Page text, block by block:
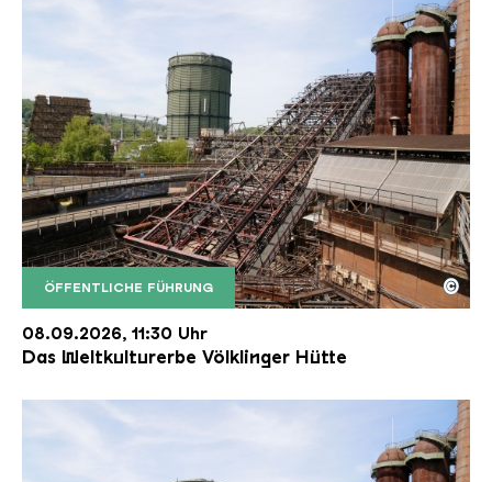
ÖFFENTLICHE FÜHRUNG
Der Erzschrägaufzug der Völklinger Hütte mit
Copyright: Weltkulturerbe Völklinger Hütte | Karl
©
08.09.2026, 11:30 Uhr
Das Weltkulturerbe Völklinger Hütte